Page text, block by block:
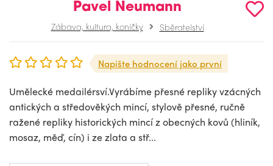
Pavel Neumann
Zábava, kultura, koníčky Sběratelství
Napište hodnocení jako první
Umělecké medailérsví.Vyrábíme přesné repliky vzácných
antických a středověkých mincí, stylově přesné, ručně
ražené repliky historických mincí z obecných kovů (hliník,
mosaz, měď, cín) i ze zlata a stř...